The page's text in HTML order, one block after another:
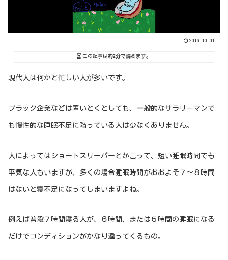
2016.10.01
この記事は約2分で読めます。
現代人は何かと忙しい人が多いです。
ブラック企業などは置いとくとしても、一般的なサラリーマンで
も慢性的な睡眠不足に陥っている人は少なくありません。
人によってはショートスリーパーとか言って、短い睡眠時間でも
平気な人もいますが、多くの場合睡眠時間がおおよそ７～８時間
はないと寝不足になってしまいますよね。
例えば普段７時間寝る人が、６時間、または５時間の睡眠になる
だけでコンディションがかなり違ってくるもの。